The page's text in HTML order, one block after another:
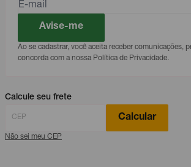
Avise-me
Ao se cadastrar, você aceita receber comunicações,
concorda com a nossa Política de Privacidade.
Calcule seu frete
Calcular
Não sei meu CEP